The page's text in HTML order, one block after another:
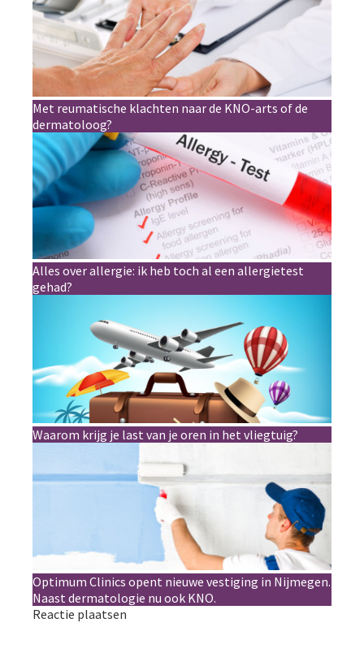
Met reumatische klachten naar de KNO-arts of de
dermatoloog?
Alles over allergie: ik heb toch al een allergietest
gehad?
Waarom krijg je last van je oren in het vliegtuig?
Optimum Clinics opent nieuwe vestiging in Nijmegen.
Naast dermatologie nu ook KNO.
Reactie plaatsen